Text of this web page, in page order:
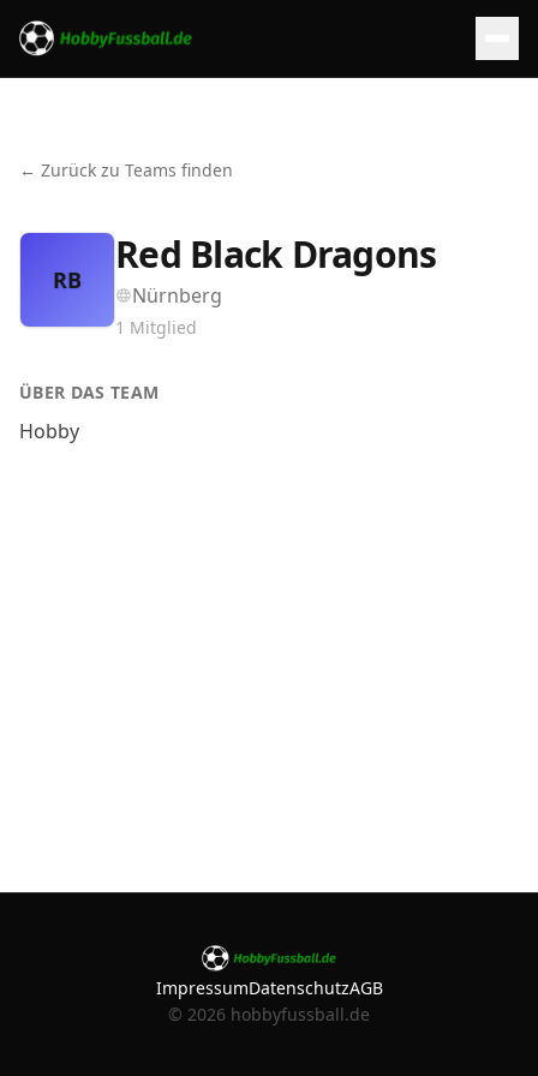
← Zurück zu Teams finden
RB
Red Black Dragons
Nürnberg
1 Mitglied
ÜBER DAS TEAM
Hobby
ImpressumDatenschutzAGB
© 2026 hobbyfussball.de